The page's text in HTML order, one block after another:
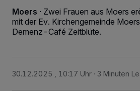
Moers · Zwei Frauen aus Moers
mit der Ev. Kirchengemeinde
Demenz-Café Zeitblüte.
30.12.2025 , 10:17 Uhr 3 Minuten